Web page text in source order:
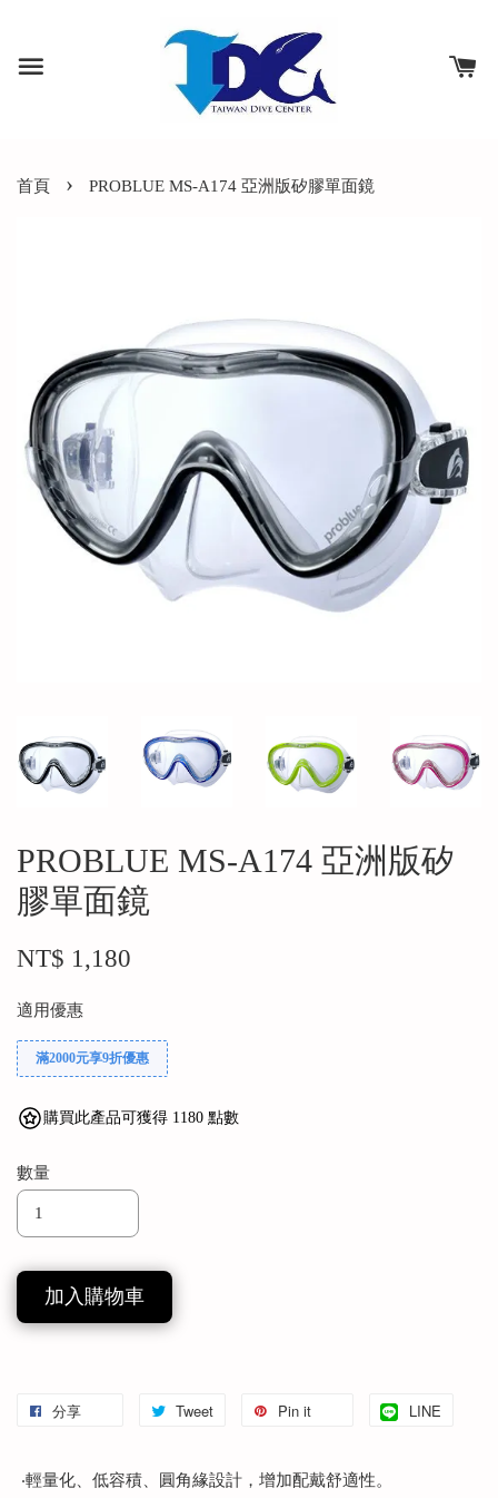
首頁 › PROBLUE MS-A174 亞洲版矽膠單面鏡
PROBLUE MS-A174 亞洲版矽
膠單面鏡
NT$ 1,180
適用優惠
滿2000元享9折優惠
購買此產品可獲得 1180 點數
數量
加入購物車
分享 Tweet Pin it LINE
‧輕量化、低容積、圓角緣設計，增加配戴舒適性。